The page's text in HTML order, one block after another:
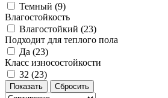
Темный (9)
Влагостойкость
Влагостойкий (23)
Подходит для теплого пола
Да (23)
Класс износостойкости
32 (23)